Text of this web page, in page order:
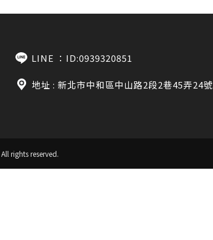
LINE ： ID:0939320851
地址 : 新北市中和區中山路2段2巷45弄24號
All rights reserved.